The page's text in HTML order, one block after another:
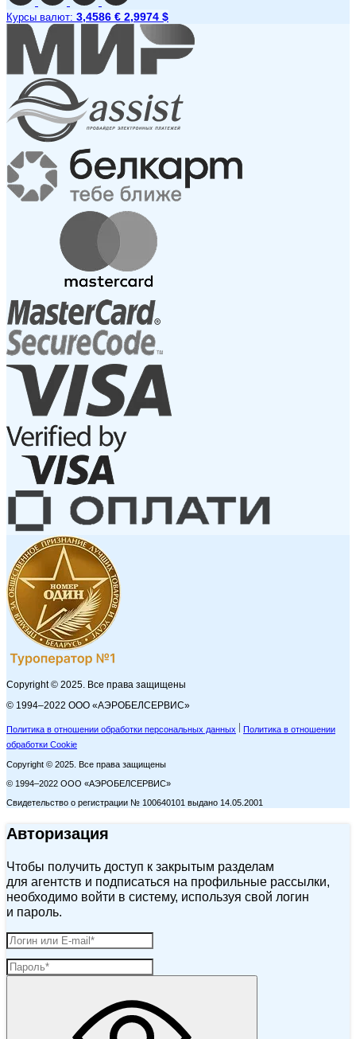
Курсы валют: 3,4586 € 2,9974 $
Copyright © 2025. Все права защищены
© 1994–2022 ООО «АЭРОБЕЛСЕРВИС»
Политика в отношении обработки персональных данных
Политика в отношении
обработки Cookie
Copyright © 2025. Все права защищены
© 1994–2022 ООО «АЭРОБЕЛСЕРВИС»
Свидетельство о регистрации № 100640101 выдано 14.05.2001
Авторизация
Чтобы получить доступ к закрытым разделам
для агентств и подписаться на профильные рассылки,
необходимо войти в систему, используя свой логин
и пароль.